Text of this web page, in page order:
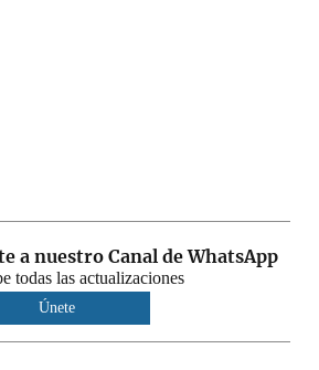
a nuestro Canal de WhatsApp
todas las actualizaciones
Únete